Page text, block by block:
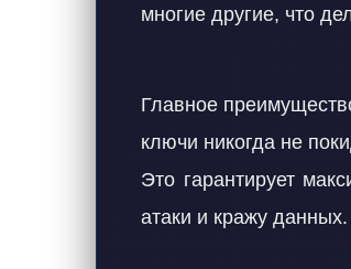
многие другие, что
Главное
ключи никогда не
Это гарантирует
атаки и кражу данных.